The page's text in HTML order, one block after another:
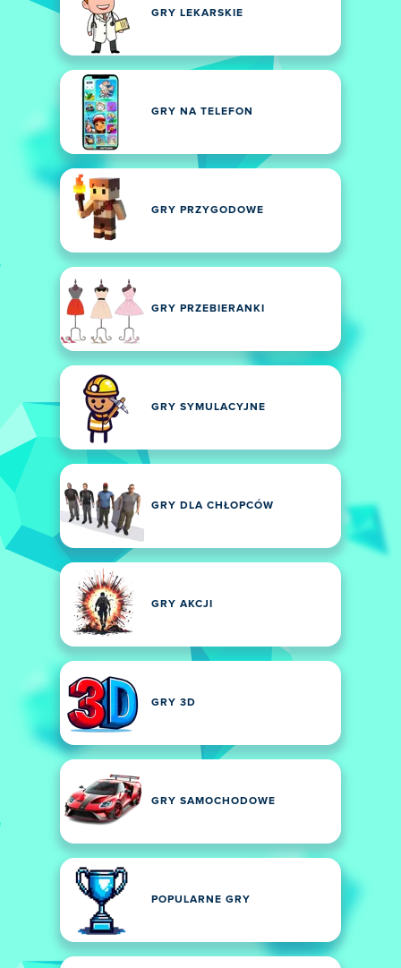
GRY LEKARSKIE
GRY NA TELEFON
GRY PRZYGODOWE
GRY PRZEBIERANKI
GRY SYMULACYJNE
GRY DLA CHŁOPCÓW
GRY AKCJI
GRY 3D
GRY SAMOCHODOWE
POPULARNE GRY